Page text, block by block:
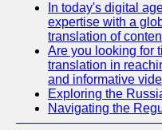
In today's digital
expertise with a
translation of
Are you looking for
translation in
and informative
Exploring the
Navigating the